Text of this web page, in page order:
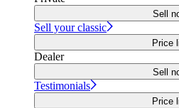
Sell
Sell your classic
Price
Dealer
Sell
Testimonials
Price